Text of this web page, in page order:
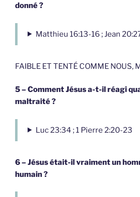
donné ?
Matthieu 16:13-16 ; Jean
FAIBLE ET TENTÉ COMME NOUS,
5 – Comment Jésus a-t-il réagi
maltraité ?
Luc 23:34 ; 1 Pierre 2:20-23
6 – Jésus était-il vraiment un
humain ?